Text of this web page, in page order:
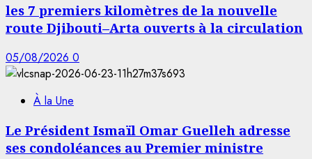
les 7 premiers kilomètres de la nouvelle
route Djibouti–Arta ouverts à la circulation
05/08/2026 0
À la Une
Le Président Ismaïl Omar Guelleh adresse
ses condoléances au Premier ministre